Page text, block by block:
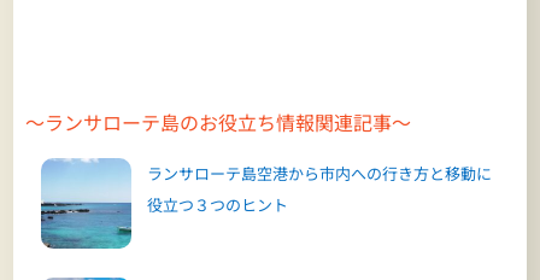
～ランサローテ島のお役立ち情報関連記事～
ランサローテ島空港から市内への行き方と移動に
役立つ３つのヒント